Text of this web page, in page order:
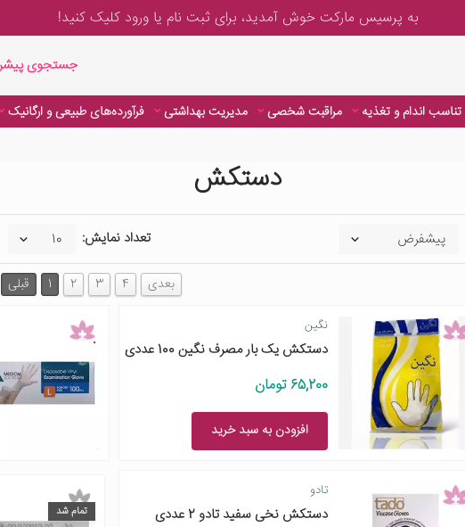
به پرسیس مارکت خوش آمدید، برایثبت نام یا ورودکلیک کنید!
جستجوی
تناسب اندام و تغذیه مراقبت شخصی مدیریت بهداشتی فرآورده‌های طبیعی و ارگانیک
دستکش
تعداد نمایش:
قبلی 1 2 3 4 بعدی
نگین
دستکش یک بار مصرف نگین 100 عددی
65,200 تومان
افزودن به سبد خرید
تادو
دستکش نخی سفید تادو 2 عددی تمام شد